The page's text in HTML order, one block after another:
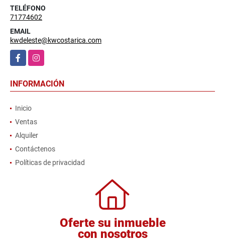
TELÉFONO
71774602
EMAIL
kwdeleste@kwcostarica.com
FacebookInstagram
INFORMACIÓN
Inicio
Ventas
Alquiler
Contáctenos
Políticas de privacidad
Oferte su inmueble
con nosotros